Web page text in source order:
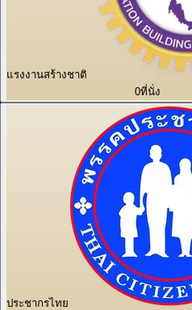
แรงงานสร้างชาติ
0ที่นั่ง
ประชากรไทย